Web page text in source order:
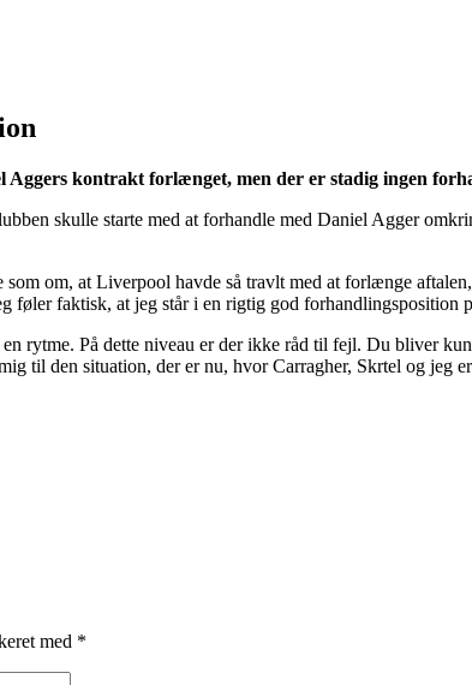
kontrakt forlænget, men der er stadig ingen
skulle starte med at forhandle med Daniel Agger
om, at Liverpool havde så travlt med at forlænge
føler faktisk, at jeg står i en rigtig god forhandlingsposition
rytme. På dette niveau er der ikke råd til fejl. Du bliver
til den situation, der er nu, hvor Carragher, Skrtel og jeg
med *